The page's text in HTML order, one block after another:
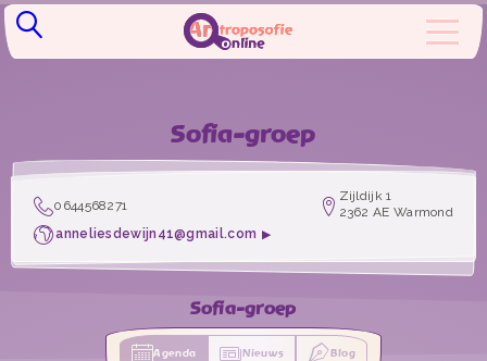
Sofia-groep
0644568271
Zijldijk 1
2362 AE Warmond
anneliesdewijn41@gmail.com
Sofia-groep
Agenda Nieuws Blog